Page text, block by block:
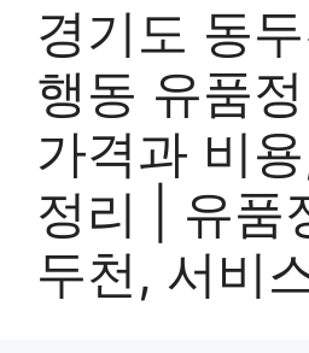
경기도 동
행동 유품
가격과 비
정리 | 유품
두천, 서비